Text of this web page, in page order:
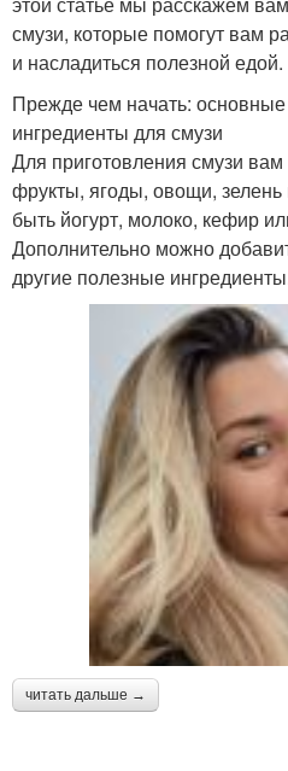
смузи, которые помогут вам
и насладиться полезной едой.
Прежде чем начать:
ингредиенты для смузи
Для приготовления смузи
фрукты, ягоды, овощи,
быть йогурт, молоко, кефир
Дополнительно можно
другие полезные
читать дальше →